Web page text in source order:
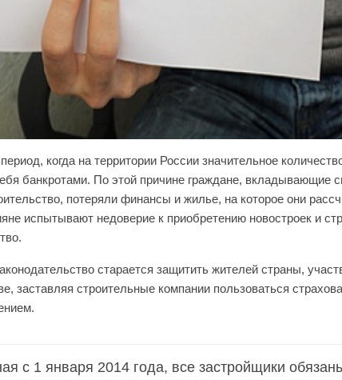
когда на территории России значительное
банкротами. По этой причине граждане, вкладывающие
потеряли финансы и жилье, на которое они
испытывают недоверие к приобретению новостроек и
старается защитить жителей страны,
заставляя строительные компании пользоваться
с 1 января 2014 года, все застройщики